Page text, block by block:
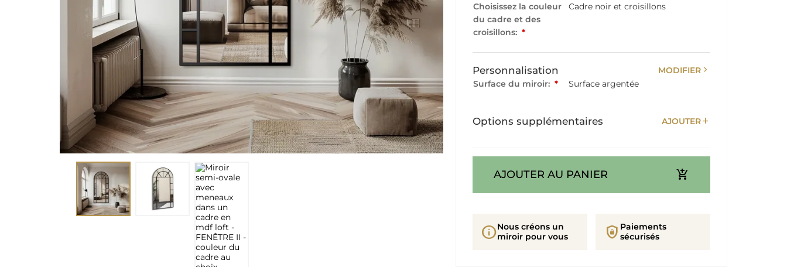
Choisissez la couleur
du cadre et des
croisillons: *
Cadre noir et croisillons
Personnalisation MODIFIER chevron_right
Surface du miroir: * Surface argentée
Options supplémentaires AJOUTERadd
AJOUTER AU PANIER add_shopping_cart
infoNous créons un
miroir pour vous
shield_lock Paiements
sécurisés